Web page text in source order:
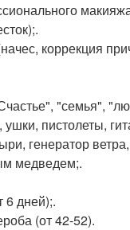
коррекция
"семья",
пистолеты,
генератор
медведем;.
6 дней);.
(от 42-52).